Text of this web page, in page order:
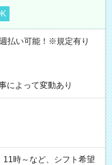
払い可能！※規定有り
よって変動あり
時～など、シフト希望